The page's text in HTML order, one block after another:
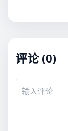
评论 (0)